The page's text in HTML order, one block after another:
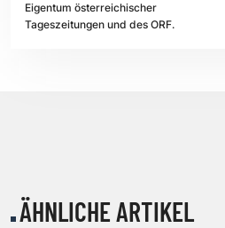
Eigentum österreichischer
Tageszeitungen und des ORF.
ÄHNLICHE ARTIKEL